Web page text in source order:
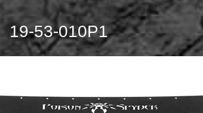
53-010P1